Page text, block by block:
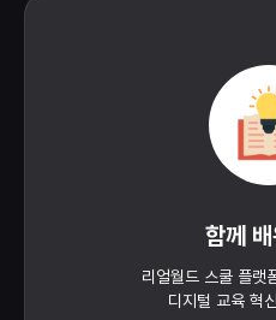
함께 배
리얼월드 스쿨 플랫
디지털 교육 혁